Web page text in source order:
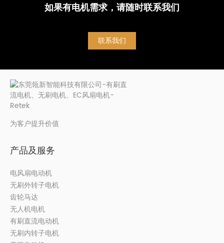
如果有电机需求，请随时联系我们
联系我们
为客户提升价值
产品及服务
电风扇电动机
无刷外转子电机
齿轮马达
无人机电机
有刷直流电动机
无刷内转子电机